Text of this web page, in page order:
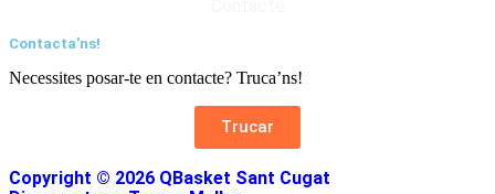
Contacta'ns!
Necessites posar-te en contacte? Truca’ns!
Trucar
Copyright © 2026 QBasket Sant Cugat